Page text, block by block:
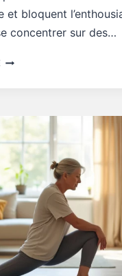
bloquent
concentrer sur des…
CONSEILS
IL
ROUTINE
COURTE
OU
COMPLÈTE